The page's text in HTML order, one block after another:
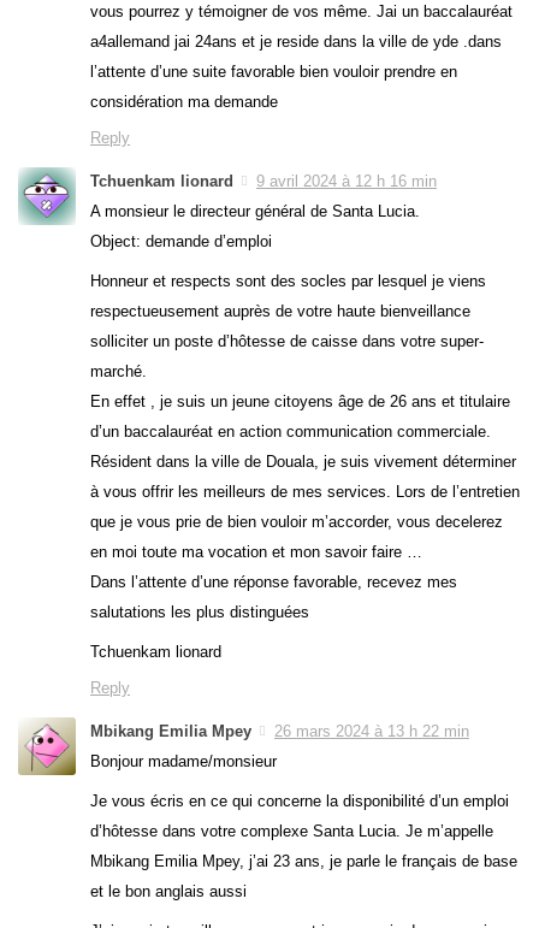
vous pourrez y témoigner de vos même. Jai un baccalauréat
a4allemand jai 24ans et je reside dans la ville de yde .dans
l’attente d’une suite favorable bien vouloir prendre en
considération ma demande
Reply
Tchuenkam lionard
9 avril 2024 à 12 h 16 min
A monsieur le directeur général de Santa Lucia.
Object: demande d’emploi
Honneur et respects sont des socles par lesquel je viens
respectueusement auprès de votre haute bienveillance
solliciter un poste d’hôtesse de caisse dans votre super-
marché.
En effet , je suis un jeune citoyens âge de 26 ans et titulaire
d’un baccalauréat en action communication commerciale.
Résident dans la ville de Douala, je suis vivement déterminer
à vous offrir les meilleurs de mes services. Lors de l’entretien
que je vous prie de bien vouloir m’accorder, vous decelerez
en moi toute ma vocation et mon savoir faire …
Dans l’attente d’une réponse favorable, recevez mes
salutations les plus distinguées
Tchuenkam lionard
Reply
Mbikang Emilia Mpey
26 mars 2024 à 13 h 22 min
Bonjour madame/monsieur
Je vous écris en ce qui concerne la disponibilité d’un emploi
d’hôtesse dans votre complexe Santa Lucia. Je m’appelle
Mbikang Emilia Mpey, j’ai 23 ans, je parle le français de base
et le bon anglais aussi